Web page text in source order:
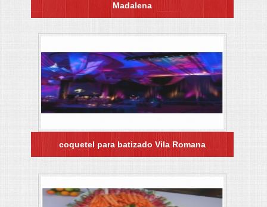
Madalena
coquetel para batizado Vila Romana